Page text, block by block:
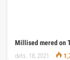
Millised mered on
dets. 18, 2021